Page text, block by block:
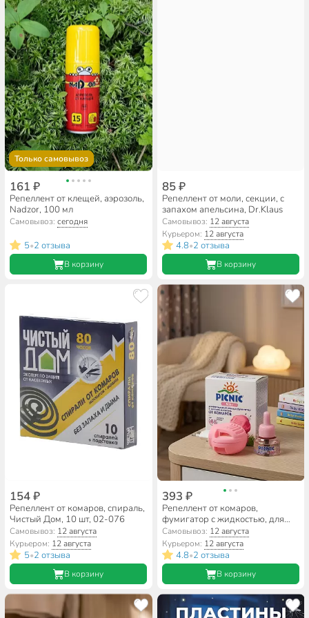
Только самовывоз
161 ₽
Репеллент от клещей, аэрозоль,
Nadzor, 100 мл
Самовывоз:сегодня
5•2 отзыва
В корзину
85 ₽
Репеллент от моли, секции, с
запахом апельсина, Dr.Klaus
Самовывоз: 12 августа
Курьером: 12 августа
4.8•2 отзыва
В корзину
154 ₽
Репеллент от комаров, спираль,
Чистый Дом, 10 шт, 02-076
Самовывоз: 12 августа
Курьером: 12 августа
5•2 отзыва
В корзину
393 ₽
Репеллент от комаров,
фумигатор с жидкостью, для
детей, 45 ночей, Picnic, Baby, 30
мл
Самовывоз: 12 августа
Курьером: 12 августа
4.8•2 отзыва
В корзину